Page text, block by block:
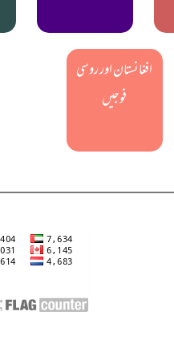
افغانستان اور روسی
فوجیں